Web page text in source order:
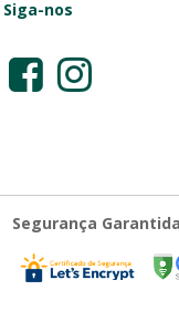
Siga-nos
Segurança